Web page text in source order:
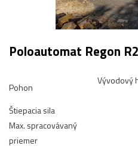
Poloautomat Regon R2
Pohon
Vývodový
Štiepacia sila
Max. spracovávaný
priemer